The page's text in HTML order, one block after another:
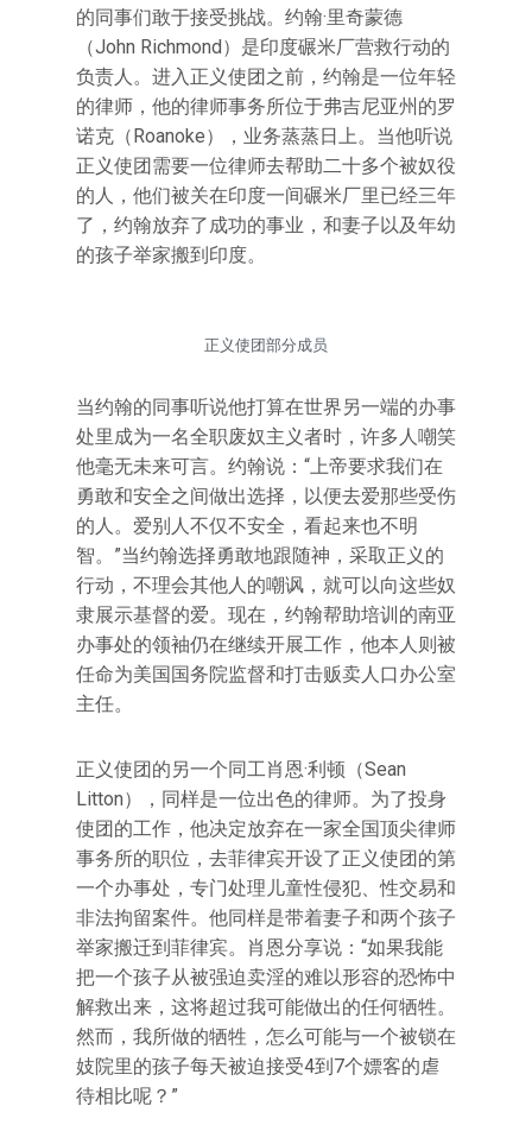
的同事们敢于接受挑战。约翰·里奇蒙德
（John Richmond）是印度碾米厂营救行动的
负责人。进入正义使团之前，约翰是一位年轻
的律师，他的律师事务所位于弗吉尼亚州的罗
诺克（Roanoke），业务蒸蒸日上。当他听说
正义使团需要一位律师去帮助二十多个被奴役
的人，他们被关在印度一间碾米厂里已经三年
了，约翰放弃了成功的事业，和妻子以及年幼
的孩子举家搬到印度。
正义使团部分成员
当约翰的同事听说他打算在世界另一端的办事
处里成为一名全职废奴主义者时，许多人嘲笑
他毫无未来可言。约翰说：“上帝要求我们在
勇敢和安全之间做出选择，以便去爱那些受伤
的人。爱别人不仅不安全，看起来也不明
智。”当约翰选择勇敢地跟随神，采取正义的
行动，不理会其他人的嘲讽，就可以向这些奴
隶展示基督的爱。现在，约翰帮助培训的南亚
办事处的领袖仍在继续开展工作，他本人则被
任命为美国国务院监督和打击贩卖人口办公室
主任。
正义使团的另一个同工肖恩·利顿（Sean
Litton），同样是一位出色的律师。为了投身
使团的工作，他决定放弃在一家全国顶尖律师
事务所的职位，去菲律宾开设了正义使团的第
一个办事处，专门处理儿童性侵犯、性交易和
非法拘留案件。他同样是带着妻子和两个孩子
举家搬迁到菲律宾。肖恩分享说：“如果我能
把一个孩子从被强迫卖淫的难以形容的恐怖中
解救出来，这将超过我可能做出的任何牺牲。
然而，我所做的牺牲，怎么可能与一个被锁在
妓院里的孩子每天被迫接受4到7个嫖客的虐
待相比呢？”